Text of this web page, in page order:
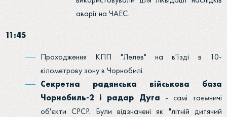
аварії на ЧАЕС.
11:45
Проходження КПП "Лелев" на в'їзді в 10-
кілометрову зону в Чорнобилі.
Секретна радянська військова база
Чорнобиль-2 і радар Дуга - самі таємничі
об'єкти СРСР. Були відзначені як "літній дитячий